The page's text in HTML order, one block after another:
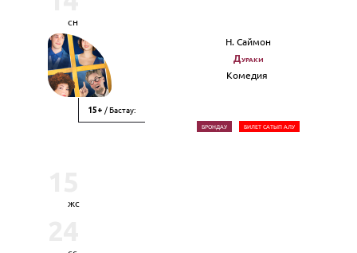
сн
15+ / Бастау:
Н. Саймон
Дураки
Комедия
БРОНДАУ БИЛЕТ САТЫП АЛУ
жс